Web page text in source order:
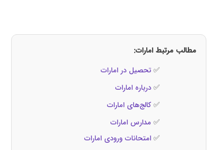
مطالب مرتبط امارات:
✅تحصیل در امارات
✅درباره امارات
✅کالج‌های امارات
✅ مدارس امارات
✅امتحانات ورودی امارات